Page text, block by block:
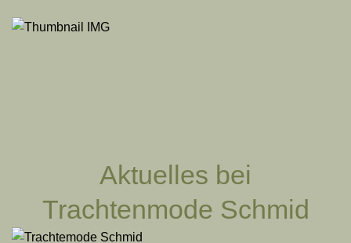
Aktuelles bei
Trachtenmode Schmid